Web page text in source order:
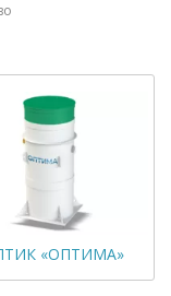
«ОПТИМА»